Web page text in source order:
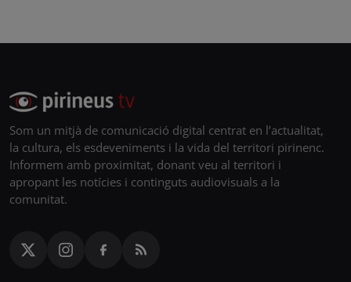
Som un mitjà de comunicació digital centrat en l’actualitat,
la cultura, els esdeveniments i la vida del territori pirinenc.
Informem amb proximitat, donant veu al territori i
apropant les notícies i continguts audiovisuals a la
comunitat.